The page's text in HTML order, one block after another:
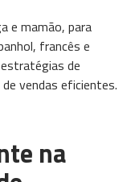
e mamão, para
francês e
de
vendas eficientes.
na